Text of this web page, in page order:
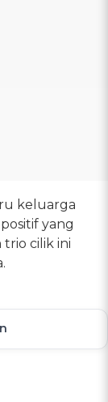
keluarga
yang
trio cilik ini